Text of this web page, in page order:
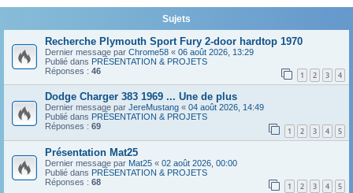
Sujets
Recherche Plymouth Sport Fury 2-door hardtop 1970
Dernier message par Chrome58 « 06 août 2026, 13:29
Publié dans PRÉSENTATION & PROJETS
Réponses : 46 1 2 3 4
Dodge Charger 383 1969 ... Une de plus
Dernier message par JereMustang « 04 août 2026, 14:49
Publié dans PRÉSENTATION & PROJETS
Réponses : 69 1 2 3 4 5
Présentation Mat25
Dernier message par Mat25 « 02 août 2026, 00:00
Publié dans PRÉSENTATION & PROJETS
Réponses : 68 1 2 3 4 5